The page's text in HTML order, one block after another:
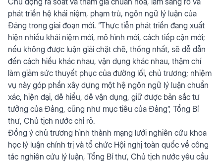
phát triển hệ khái niệm, phạm trù, ngôn ngữ lý luận của
Đảng trong giai đoạn mới. “Thực tiễn phát triển đang xuất
hiện nhiều khái niệm mới, mô hình mới, cách tiếp cận mới;
nếu không được luận giải chặt chẽ, thống nhất, sẽ dễ dẫn
đến cách hiểu khác nhau, vận dụng khác nhau, thậm chí
làm giảm sức thuyết phục của đường lối, chủ trương; nhiệm
vụ này góp phần xây dựng một hệ ngôn ngữ lý luận chuẩn
xác, hiện đại, dễ hiểu, dễ vận dụng, giữ được bản sắc tư
tưởng của Đảng, cũng như mục tiêu của Đảng”, Tổng Bí
thư, Chủ tịch nước chỉ rõ.
Đồng ý chủ trương hình thành mạng lưới nghiên cứu khoa
học lý luận chính trị và tổ chức Hội nghị toàn quốc về công
tác nghiên cứu lý luận, Tổng Bí thư, Chủ tịch nước yêu cầu